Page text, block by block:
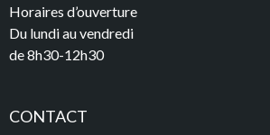
Horaires d’ouverture
Du lundi au vendredi
de 8h30-12h30
CONTACT